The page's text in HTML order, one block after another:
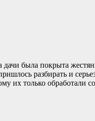
была покрыта
разбирать и
их только